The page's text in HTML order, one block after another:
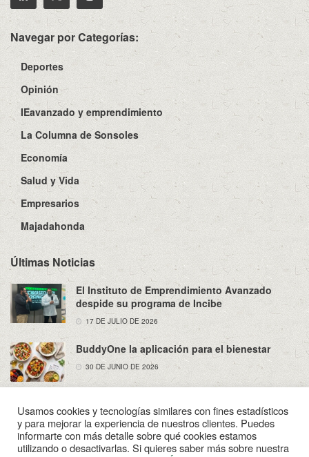
Navegar por Categorías:
Deportes
Opinión
IEavanzado y emprendimiento
La Columna de Sonsoles
Economía
Salud y Vida
Empresarios
Majadahonda
Últimas Noticias
El Instituto de Emprendimiento Avanzado
despide su programa de Incibe
17 DE JULIO DE 2026
BuddyOne la aplicación para el bienestar
30 DE JUNIO DE 2026
Sobre Nosotros Política de Privacidad
Aviso Legal
Usamos cookies y tecnologías similares con fines estadísticos
y para mejorar la experiencia de nuestros clientes. Puedes
informarte con más detalle sobre qué cookies estamos
utilizando o desactivarlas. Si quieres saber más sobre nuestra